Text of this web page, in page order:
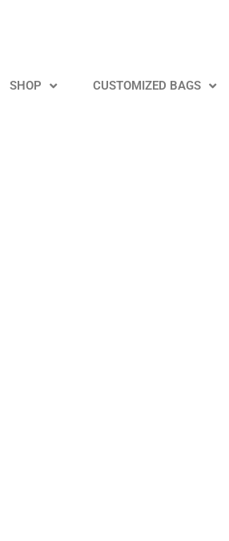
SHOP CUSTOMIZED BAGS